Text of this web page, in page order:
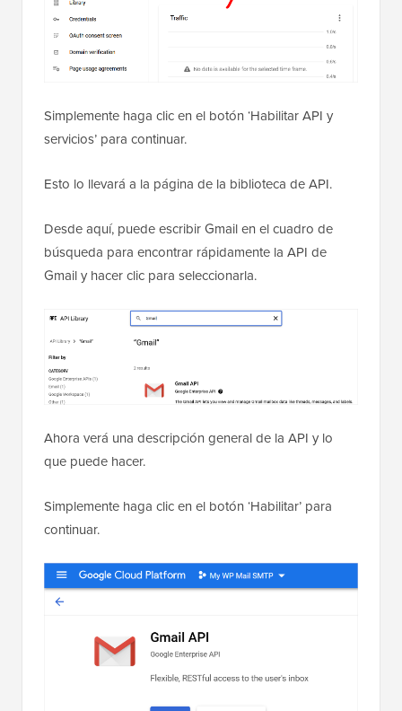
Simplemente haga clic en el botón ‘Habilitar API y
servicios’ para continuar.
Esto lo llevará a la página de la biblioteca de API.
Desde aquí, puede escribir Gmail en el cuadro de
búsqueda para encontrar rápidamente la API de
Gmail y hacer clic para seleccionarla.
Ahora verá una descripción general de la API y lo
que puede hacer.
Simplemente haga clic en el botón ‘Habilitar’ para
continuar.